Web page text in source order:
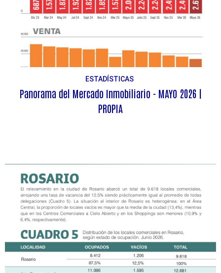
ESTADÍSTICAS
Panorama del Mercado Inmobiliario - MAYO 2026 |
PROPIA